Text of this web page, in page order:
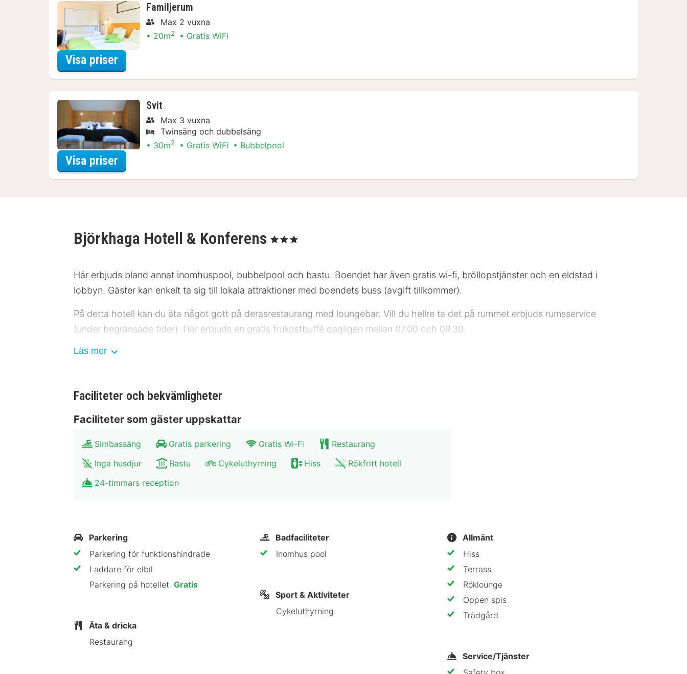
Familjerum
Max 2 vuxna
20m2 Gratis WiFi
Visa priser
Svit
Max 3 vuxna
Twinsäng och dubbelsäng
30m2 Gratis WiFi Bubbelpool
Visa priser
Björkhaga Hotell & Konferens , 3 Stjärnor
Här erbjuds bland annat inomhuspool, bubbelpool och bastu. Boendet har även gratis wi-fi, bröllopstjänster och en eldstad i
lobbyn. Gäster kan enkelt ta sig till lokala attraktioner med boendets buss (avgift tillkommer).
På detta hotell kan du äta något gott på derasrestaurang med loungebar. Vill du hellre ta det på rummet erbjuds rumsservice
(under begränsade tider). Här erbjuds en gratis frukostbuffé dagligen mellan 07.00 och 09.30.
Följande faciliteter är stängda under julafton, juldagen, nyårsafton och nyårsdagen: Restaurang Reception Bastu Bubbelpool
Gäster har tillgång till bland annat gratis internet, business-service och expressincheckning. Planerar du ett event i Mullsjö? På
Gäster erbjuds flygtransfer tur/retur mot en avgift och avgiftsfri parkering finns även på plats.
Känn dig som hemma i ett av de 28 rummen med kylskåp och platt-tv. Gratis wi-fi gör att du kan hålla dig uppkopplad, och
kabel-tv erbjuder underhållning. Badrummen har hårtorkar och badrockar. På rummet finns telefon, värdeförvaringsskåp och
skrivbord.
26,8 km Friluftsmuseet - 27,9 km Kulturhuset Spira - 27,9 km Fågelmuseet - 27,9 km Stadsparksvallen - 28,1 km Jönköpings
Läns Museum - 28,3 km Jönköping University - 29,3 km Björkhaga Hotell & Konferens rekommenderar att du använder
flygplatsen Jönköping Axamo Airport (JKG) - 30,5 km
Björkhaga Hotell & Konferens ligger centralt i Mullsjö, en kvarts bilfärd från både Ryfors Golfklubb och Mullsjö Alpin. Detta hotell
med golfbana ligger 17,1 km från Habo Kyrka och 19,1 km från Vättern.
Bredvid en golfbana
Läs mer
Faciliteter och bekvämligheter
Faciliteter som gäster uppskattar
Simbassäng Gratis parkering Gratis Wi-Fi
Restaurang
Inga husdjur
Bastu Cykeluthyrning Hiss
Rökfritt hotell
24-timmars reception
Parkering
Parkering för funktionshindrade
Laddare för elbil
Parkering på hotellet Gratis
Äta & dricka
Restaurang
Badfaciliteter
Inomhus pool
Sport & Aktiviteter
Cykeluthyrning
Allmänt
Hiss
Terrass
Röklounge
Öppen spis
Trädgård
Service/Tjänster